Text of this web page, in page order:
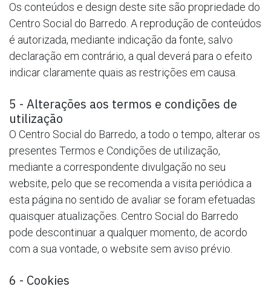
Os conteúdos e design deste site são propriedade do
Centro Social do Barredo. A reprodução de conteúdos
é autorizada, mediante indicação da fonte, salvo
declaração em contrário, a qual deverá para o efeito
indicar claramente quais as restrições em causa.
5 - Alterações aos termos e condições de
utilização
O Centro Social do Barredo, a todo o tempo, alterar os
presentes Termos e Condições de utilização,
mediante a correspondente divulgação no seu
website, pelo que se recomenda a visita periódica a
esta página no sentido de avaliar se foram efetuadas
quaisquer atualizações. Centro Social do Barredo
pode descontinuar a qualquer momento, de acordo
com a sua vontade, o website sem aviso prévio.
6 - Cookies